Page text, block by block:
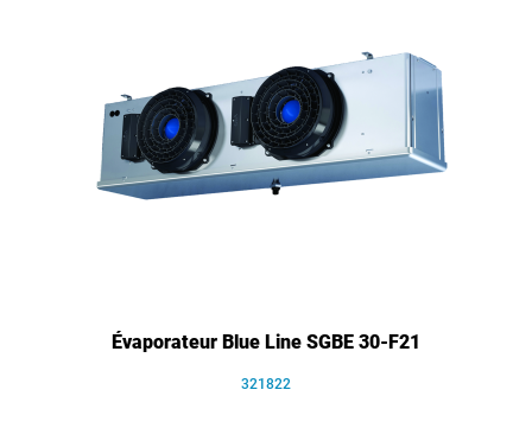
Évaporateur Blue Line SGBE 30-F21
321822